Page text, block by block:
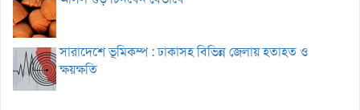
সারাদেশে ভূমিকম্প : ঢাকাসহ বিভিন্ন জেলায় হতাহত ও
ক্ষয়ক্ষতি